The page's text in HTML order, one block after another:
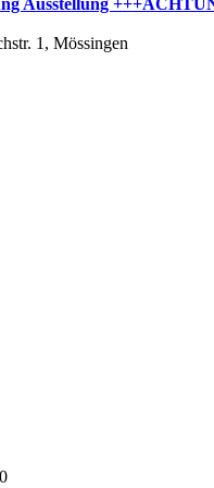
Ausstellung
1, Mössingen